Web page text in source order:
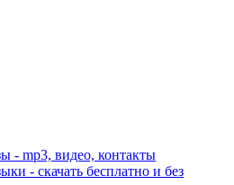
- mp3, видео, контакты
- скачать бесплатно и без